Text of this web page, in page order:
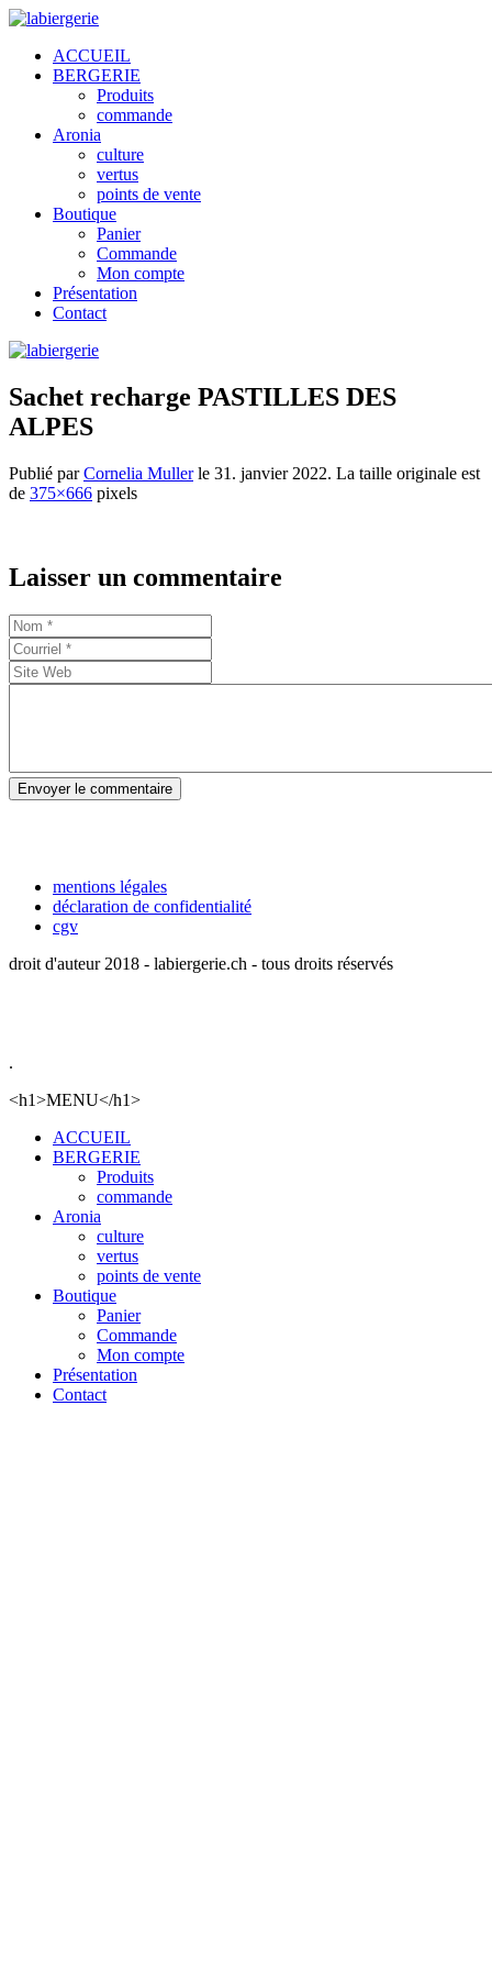
ACCUEIL
BERGERIE
Produits
commande
Aronia
culture
vertus
points de vente
Boutique
Panier
Commande
Mon compte
Présentation
Contact
Sachet recharge PASTILLES DES
ALPES
Publié parCornelia Mullerle 31. janvier 2022. La taille originale est
de 375×666 pixels
Laisser un commentaire
Envoyer le commentaire
mentions légales
déclaration de confidentialité
cgv
droit d'auteur 2018 - labiergerie.ch - tous droits réservés
.
<h1>MENU</h1>
ACCUEIL
BERGERIE
Produits
commande
Aronia
culture
vertus
points de vente
Boutique
Panier
Commande
Mon compte
Présentation
Contact